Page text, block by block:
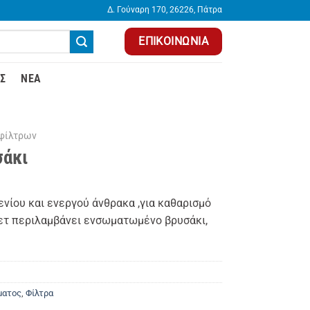
Δ. Γούναρη 170, 26226, Πάτρα
ΕΠΙΚΟΙΝΩΝΊΑ
ΝΈΑ
και ενεργού άνθρακα ,για καθαρισμό
περιλαμβάνει ενσωματωμένο βρυσάκι,
, Φίλτρα